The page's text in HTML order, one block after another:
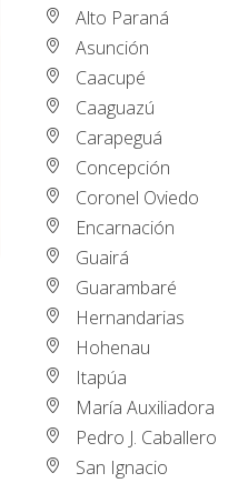
Alto Paraná
Asunción
Caacupé
Caaguazú
Carapeguá
Concepción
Coronel Oviedo
Encarnación
Guairá
Guarambaré
Hernandarias
Hohenau
Itapúa
María Auxiliadora
Pedro J. Caballero
San Ignacio